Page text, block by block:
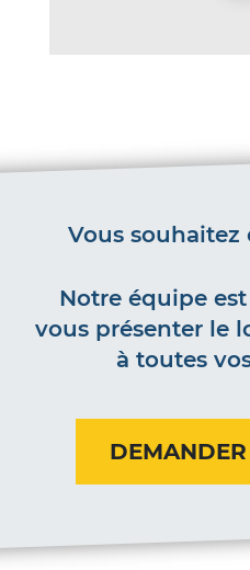
Vous souhaitez
Notre équipe
vous présenter le
à toutes